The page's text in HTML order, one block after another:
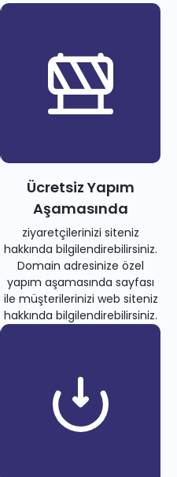
Ücretsiz Yapım
Aşamasında
ziyaretçilerinizi siteniz
hakkında bilgilendirebilirsiniz.
Domain adresinize özel
yapım aşamasında sayfası
ile müşterilerinizi web siteniz
hakkında bilgilendirebilirsiniz.